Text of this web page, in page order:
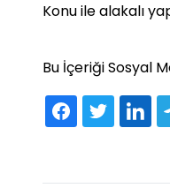
Konu ile alakalı
Bu İçeriği Sosyal